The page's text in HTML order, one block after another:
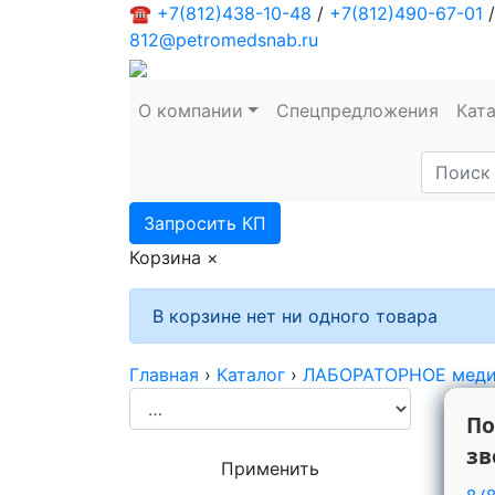
☎ +7(812)438-10-48 / +7(812)490-67-01 /
812@petromedsnab.ru
О компании Спецпредложения
Запросить КП
Корзина ×
В корзине нет ни одного товара
Главная › Каталог › ЛАБОРАТОРНОЕ
Применить